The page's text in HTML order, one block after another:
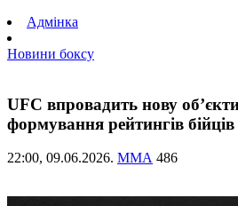
Адмінка
Новини боксу
UFC впровадить нову
формування рейтингів бійців
22:00, 09.06.2026. ММА 486